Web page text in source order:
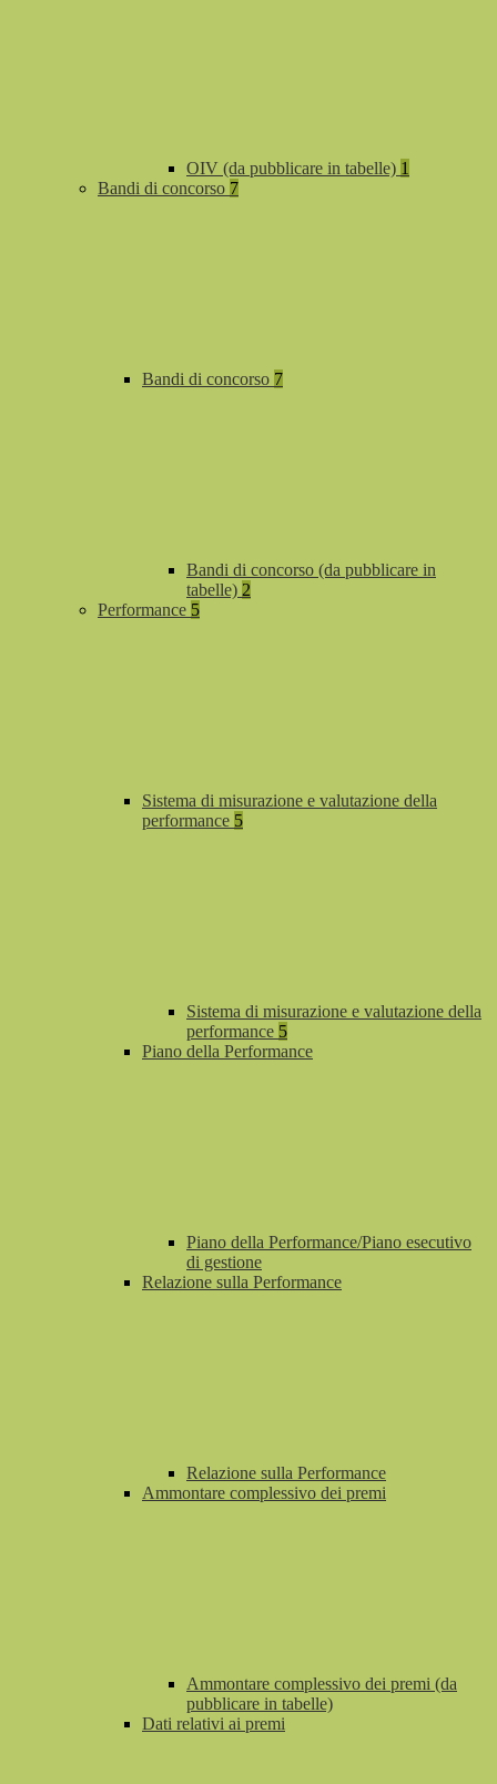
OIV (da pubblicare in tabelle) 1
Bandi di concorso 7
Bandi di concorso 7
Bandi di concorso (da pubblicare in
tabelle) 2
Performance 5
Sistema di misurazione e valutazione della
performance 5
Sistema di misurazione e valutazione della
performance 5
Piano della Performance
Piano della Performance/Piano esecutivo
di gestione
Relazione sulla Performance
Relazione sulla Performance
Ammontare complessivo dei premi
Ammontare complessivo dei premi (da
pubblicare in tabelle)
Dati relativi ai premi